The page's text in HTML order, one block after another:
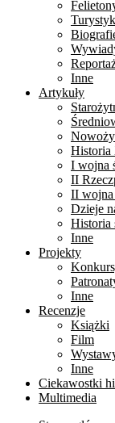
Inne
Artykuły
I wojna
II
II
Dzieje
Historia
Inne
Projekty
Inne
Recenzje
Książki
Film
Inne
Ciekawostki
Multimedia